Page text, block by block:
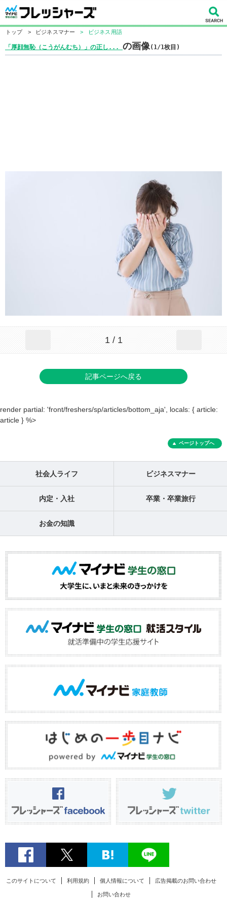
トップ > ビジネスマナー > ビジネス用語
「厚顔無恥（こうがんむち）」の正し... の画像(1/1枚目)
1 / 1
記事ページへ戻る
render partial: 'front/freshers/sp/articles/bottom_aja', locals: { article:
article } %>
ページトップへ
社会人ライフ ビジネスマナー
内定・入社 卒業・卒業旅行
お金の知識
このサイトについて 利用規約 個人情報について 広告掲載のお問い合わせ
お問い合わせ